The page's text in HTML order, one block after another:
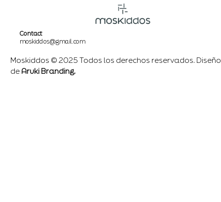
Contact
moskiddos@gmail.com
Moskiddos © 2025 Todos los derechos reservados. Diseño
de Aruki Branding.